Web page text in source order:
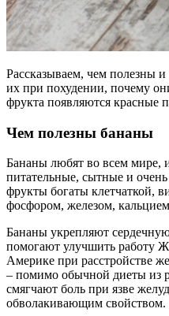
Рассказываем, чем полезны
их при похудении, почему
фрукта появляются красные
Чем полезны бананы
Бананы любят во всем мире,
питательные, сытные и
фрукты богаты клетчаткой,
фосфором, железом,
Бананы укрепляют
помогают улучшить работу
Америке при расстройстве
– помимо обычной диеты из
смягчают боль при язве
обволакивающим свойством.